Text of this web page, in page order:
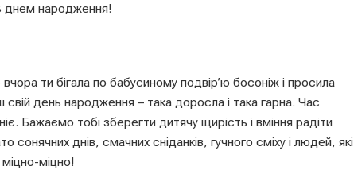
днем народження!
ти бігала по бабусиному подвір’ю босоніж і просила
день народження – така доросла і така гарна. Час
Бажаємо тобі зберегти дитячу щирість і вміння радіти
днів, смачних сніданків, гучного сміху і людей, які
міцно!